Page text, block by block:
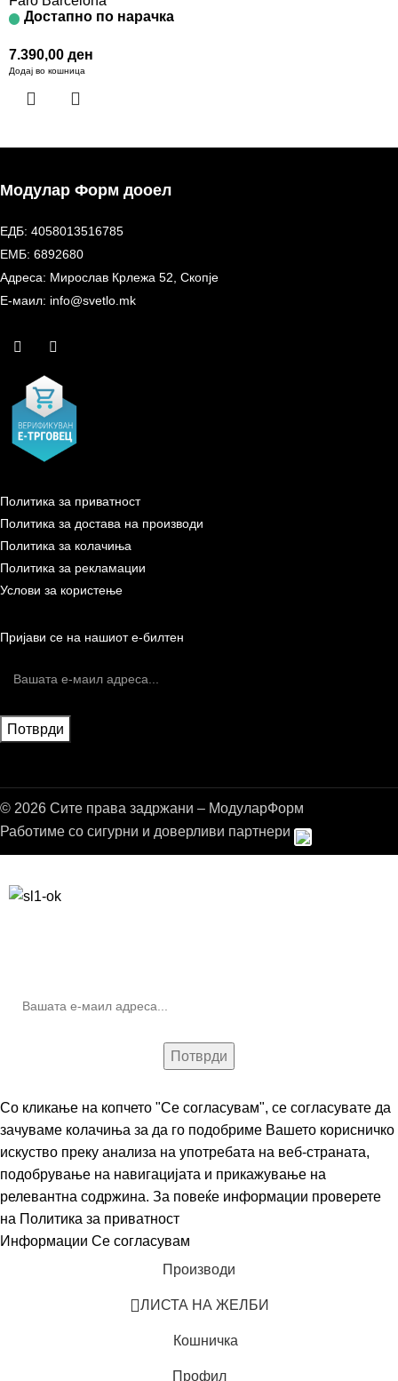
Достапно по нарачка
7.390,00 ден
Додај во кошница
Модулар Форм дооел
ЕДБ: 4058013516785
ЕМБ: 6892680
Адреса: Мирослав Крлежа 52, Скопје
Е-маил: info@svetlo.mk
Политика за приватност
Политика за достава на производи
Политика за колачиња
Политика за рекламации
Услови за користење
Пријави се на нашиот е-билтен
© 2026 Сите права задржани – МодуларФорм
Работиме со сигурни и доверливи партнери
Со кликање на копчето "Се согласувам", се согласувате да
зачуваме колачиња за да го подобриме Вашето корисничко
искуство преку анализа на употребата на веб-страната,
подобрување на навигацијата и прикажување на
релевантна содржина. За повеќе информации проверете
на Политика за приватност
Информации Се согласувам
Производи
ЛИСТА НА ЖЕЛБИ
Кошничка
Профил